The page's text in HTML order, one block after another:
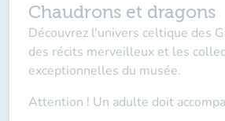
Chaudrons et dragons
Découvrez l'univers celtique des
des récits merveilleux et les
exceptionnelles du musée.
Attention ! Un adulte doit